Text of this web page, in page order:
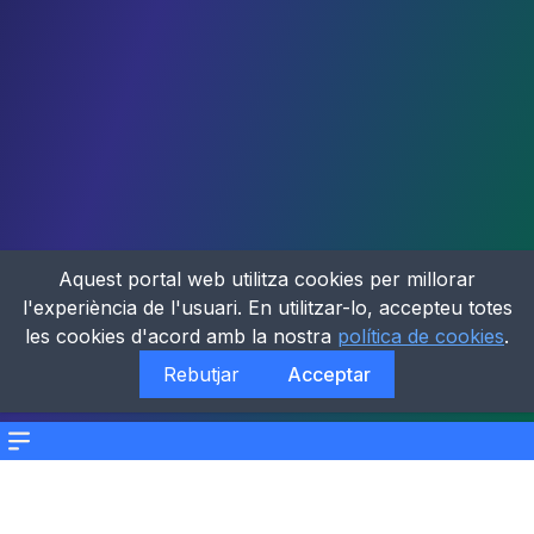
Menu
Aquest portal web utilitza cookies per millorar
l'experiència de l'usuari. En utilitzar-lo, accepteu totes
les cookies d'acord amb la nostra política de cookies.
Rebutjar
Acceptar